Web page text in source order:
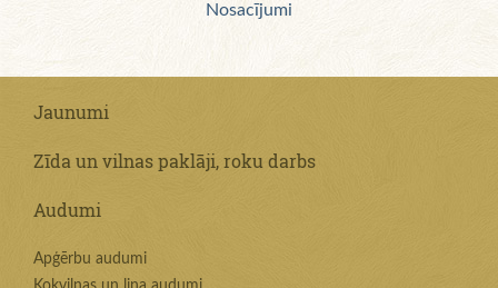
Nosacījumi
Jaunumi
Zīda un vilnas paklāji, roku darbs
Audumi
Apģērbu audumi